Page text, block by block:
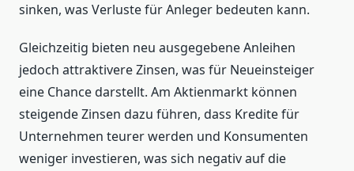
sinken, was Verluste für Anleger bedeuten kann.
Gleichzeitig bieten neu ausgegebene Anleihen
jedoch attraktivere Zinsen, was für Neueinsteiger
eine Chance darstellt. Am Aktienmarkt können
steigende Zinsen dazu führen, dass Kredite für
Unternehmen teurer werden und Konsumenten
weniger investieren, was sich negativ auf die